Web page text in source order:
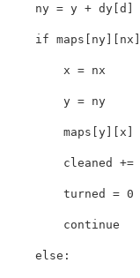
    ny
= y + dy d
if maps ny nx
        x
= nx
        y
= ny
        maps
y x
        cleaned
+=
        turned
= 0
continue
else :